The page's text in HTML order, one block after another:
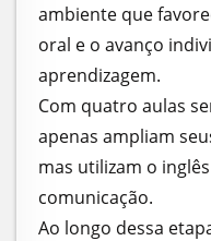
ambiente que
oral e o avanço
aprendizagem.
Com quatro aulas
apenas ampliam
mas utilizam o
comunicação.
Ao longo dessa